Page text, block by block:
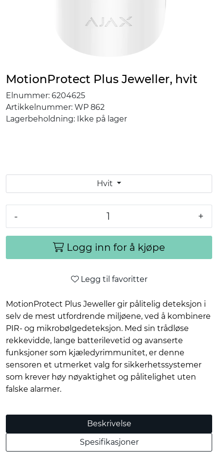
MotionProtect Plus Jeweller, hvit
Elnummer: 6204625
Artikkelnummer: WP 862
Lagerbeholdning: Ikke på lager
Hvit
- +
Logg inn for å kjøpe
Legg til favoritter
MotionProtect Plus Jeweller gir pålitelig deteksjon i
selv de mest utfordrende miljøene, ved å kombinere
PIR- og mikrobølgedeteksjon. Med sin trådløse
rekkevidde, lange batterilevetid og avanserte
funksjoner som kjæledyrimmunitet, er denne
sensoren et utmerket valg for sikkerhetssystemer
som krever høy nøyaktighet og pålitelighet uten
falske alarmer.
Beskrivelse
Spesifikasjoner